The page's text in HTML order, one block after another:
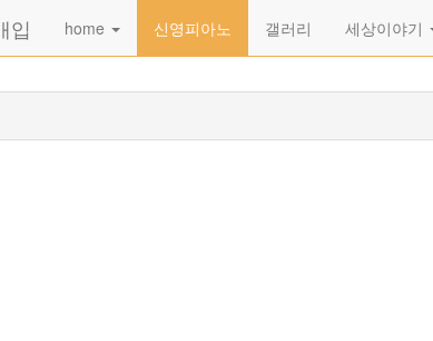
입 home 신영피아노 갤러리 세상이야기